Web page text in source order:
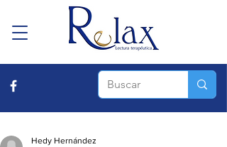
Hedy Hernández